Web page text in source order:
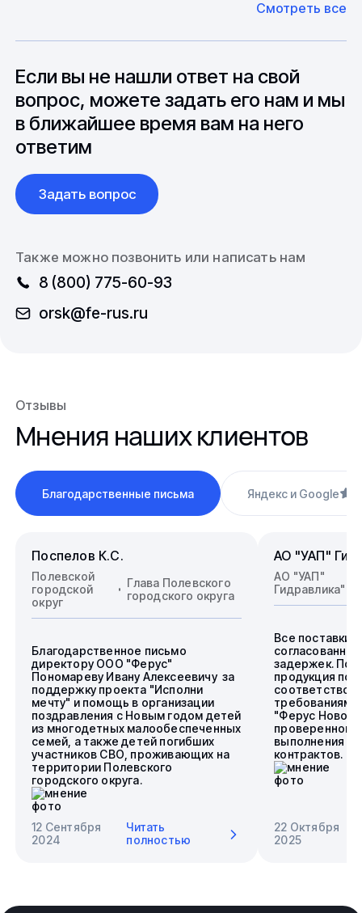
может быть сокращен до 1 недели.
до 6 месяцев производства.
вопросы связанные с документацией и
международной логистикой.
Смотреть все
Если вы не нашли ответ на свой
вопрос, можете задать его нам и мы
в ближайшее время вам на него
ответим
Задать вопрос
Также можно позвонить или написать нам
8 (800) 775-60-93
orsk@fe-rus.ru
Отзывы
Мнения наших клиентов
Благодарственные письма Яндекс и Google
Поспелов К.С.
Полевской
городской
округ
Глава Полевского
городского округа
Благодарственное письмо
директору ООО "Ферус"
Пономареву Ивану Алексеевичу за
поддержку проекта "Исполни
мечту" и помощь в организации
поздравления с Новым годом детей
из многодетных малообеспеченных
семей, а также детей погибших
участников СВО, проживающих на
территории Полевского
городского округа.
12 Сентября
2024
Читать
полностью
АО "УАП"
АО "УАП"
Гидравлика"
Все поставки
задержек.
продукция
требованиям.
"Ферус
проверенного
выполнения
контрактов.
22 Октября
2025